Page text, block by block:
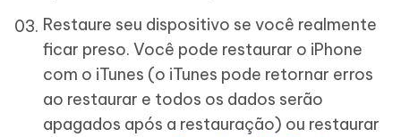
Restaure seu dispositivo se você realmente
ficar preso. Você pode restaurar o iPhone
com o iTunes (o iTunes pode retornar erros
ao restaurar e todos os dados serão
apagados após a restauração) ou restaurar